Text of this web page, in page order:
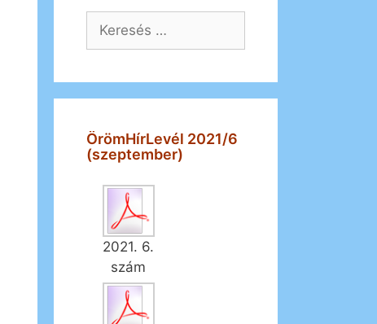
Keresés:
ÖrömHírLevél 2021/6
(szeptember)
2021. 6.
szám